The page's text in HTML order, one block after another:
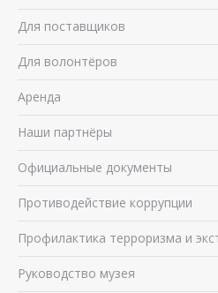
Для поставщиков
Для волонтёров
Аренда
Наши партнёры
Официальные документы
Противодействие коррупции
Профилактика терроризма и
Руководство музея